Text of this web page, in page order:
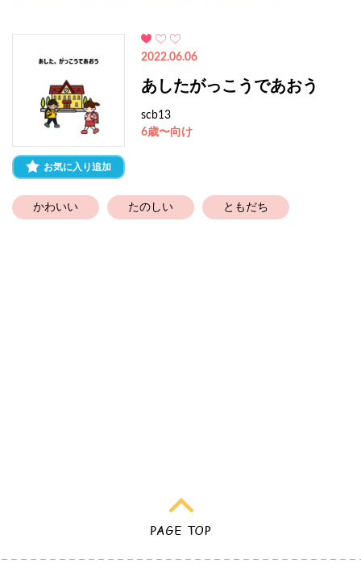
お気に入り追加
2022.06.06
あしたがっこうであおう
scb13
6歳〜向け
かわいい たのしい ともだち